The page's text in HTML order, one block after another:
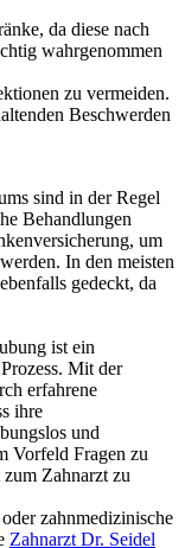
da diese nach
wahrgenommen
zu vermeiden.
Beschwerden
sind in der Regel
Behandlungen
um
In den meisten
gedeckt, da
ist ein
Mit der
erfahrene
ihre
und
Vorfeld Fragen zu
Zahnarzt zu
zahnmedizinische
Zahnarzt Dr. Seidel